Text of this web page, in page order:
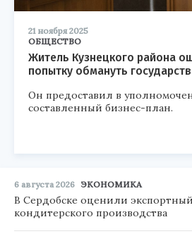
21 ноября 2025
ОБЩЕСТВО
Житель Кузнецкого района
попытку обмануть
Он предоставил в
составленный бизнес-план.
6 августа 2026 ЭКОНОМИКА
В Сердобске оценили
кондитерского производства